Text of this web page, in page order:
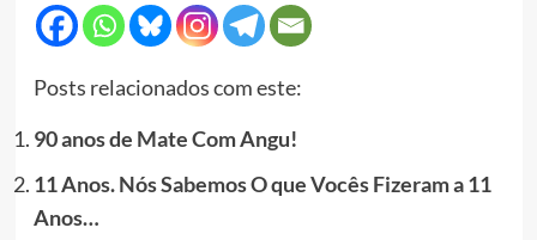
Posts relacionados com este:
90 anos de Mate Com Angu!
11 Anos. Nós Sabemos O que Vocês Fizeram a 11
Anos…